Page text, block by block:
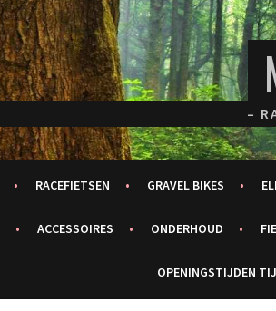
–
RACEFIETSEN GRAVEL BIKES
ACCESSOIRES ONDERHOUD
OPENINGSTIJDEN